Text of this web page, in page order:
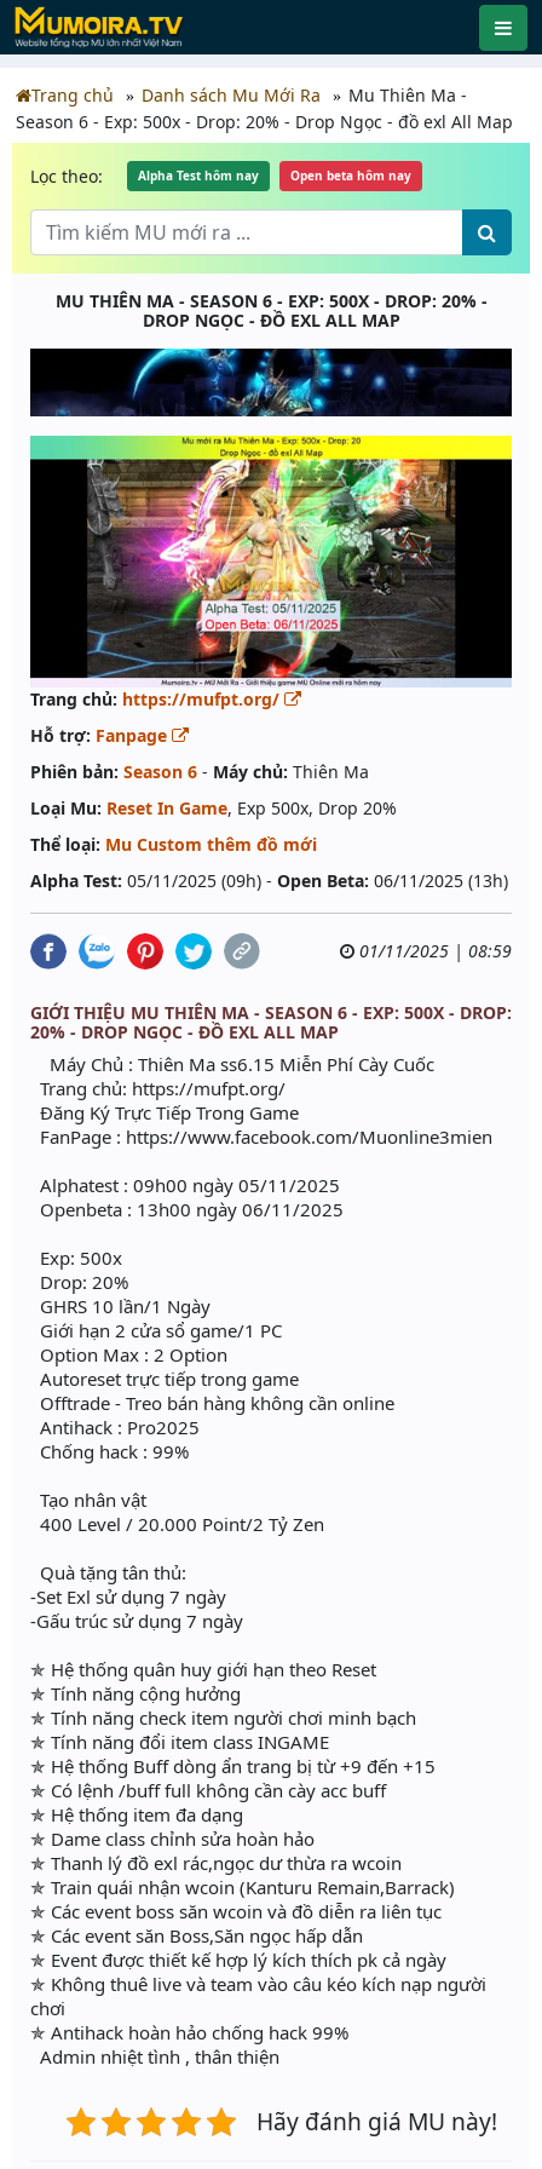
Trang chủ Danh sách Mu Mới Ra
Mu Thiên Ma -
Season 6 - Exp: 500x - Drop: 20% - Drop Ngọc - đồ exl All Map
Lọc theo: Alpha Test hôm nay Open beta hôm nay
MU THIÊN MA - SEASON 6 - EXP: 500X - DROP: 20% -
DROP NGỌC - ĐỒ EXL ALL MAP
Trang chủ: https://mufpt.org/
Hỗ trợ: Fanpage
Phiên bản: Season 6 - Máy chủ: Thiên Ma
Loại Mu: Reset In Game, Exp 500x, Drop 20%
Thể loại: Mu Custom thêm đồ mới
Alpha Test: 05/11/2025 (09h) - Open Beta: 06/11/2025 (13h)
01/11/2025 | 08:59
GIỚI THIỆU MU THIÊN MA - SEASON 6 - EXP: 500X - DROP:
20% - DROP NGỌC - ĐỒ EXL ALL MAP
Máy Chủ : Thiên Ma ss6.15 Miễn Phí Cày Cuốc
Trang chủ: https://mufpt.org/
Đăng Ký Trực Tiếp Trong Game
FanPage : https://www.facebook.com/Muonline3mien
Alphatest : 09h00 ngày 05/11/2025
Openbeta : 13h00 ngày 06/11/2025
Exp: 500x
Drop: 20%
GHRS 10 lần/1 Ngày
Giới hạn 2 cửa sổ game/1 PC
Option Max : 2 Option
Autoreset trực tiếp trong game
Offtrade - Treo bán hàng không cần online
Antihack : Pro2025
Chống hack : 99%
Tạo nhân vật
400 Level / 20.000 Point/2 Tỷ Zen
Quà tặng tân thủ:
-Set Exl sử dụng 7 ngày
-Gấu trúc sử dụng 7 ngày
✯ Hệ thống quân huy giới hạn theo Reset
✯ Tính năng cộng hưởng
✯ Tính năng check item người chơi minh bạch
✯ Tính năng đổi item class INGAME
✯ Hệ thống Buff dòng ẩn trang bị từ +9 đến +15
✯ Có lệnh /buff full không cần cày acc buff
✯ Hệ thống item đa dạng
✯ Dame class chỉnh sửa hoàn hảo
✯ Thanh lý đồ exl rác,ngọc dư thừa ra wcoin
✯ Train quái nhận wcoin (Kanturu Remain,Barrack)
✯ Các event boss săn wcoin và đồ diễn ra liên tục
✯ Các event săn Boss,Săn ngọc hấp dẫn
✯ Event được thiết kế hợp lý kích thích pk cả ngày
✯ Không thuê live và team vào câu kéo kích nạp người
chơi
✯ Antihack hoàn hảo chống hack 99%
Admin nhiệt tình , thân thiện
Hãy đánh giá MU này!